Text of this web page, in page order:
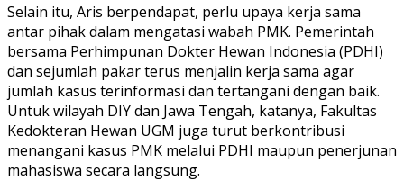
Selain itu, Aris berpendapat, perlu upaya kerja sama
antar pihak dalam mengatasi wabah PMK. Pemerintah
bersama Perhimpunan Dokter Hewan Indonesia (PDHI)
dan sejumlah pakar terus menjalin kerja sama agar
jumlah kasus terinformasi dan tertangani dengan baik.
Untuk wilayah DIY dan Jawa Tengah, katanya, Fakultas
Kedokteran Hewan UGM juga turut berkontribusi
menangani kasus PMK melalui PDHI maupun penerjunan
mahasiswa secara langsung.